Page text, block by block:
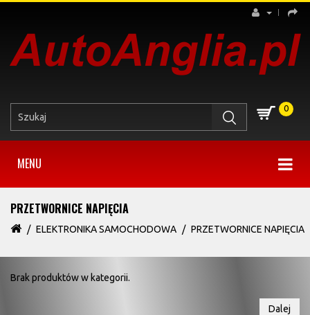
0
MENU
PRZETWORNICE NAPIĘCIA
ELEKTRONIKA SAMOCHODOWA PRZETWORNICE NAPIĘCIA
Brak produktów w kategorii.
Dalej